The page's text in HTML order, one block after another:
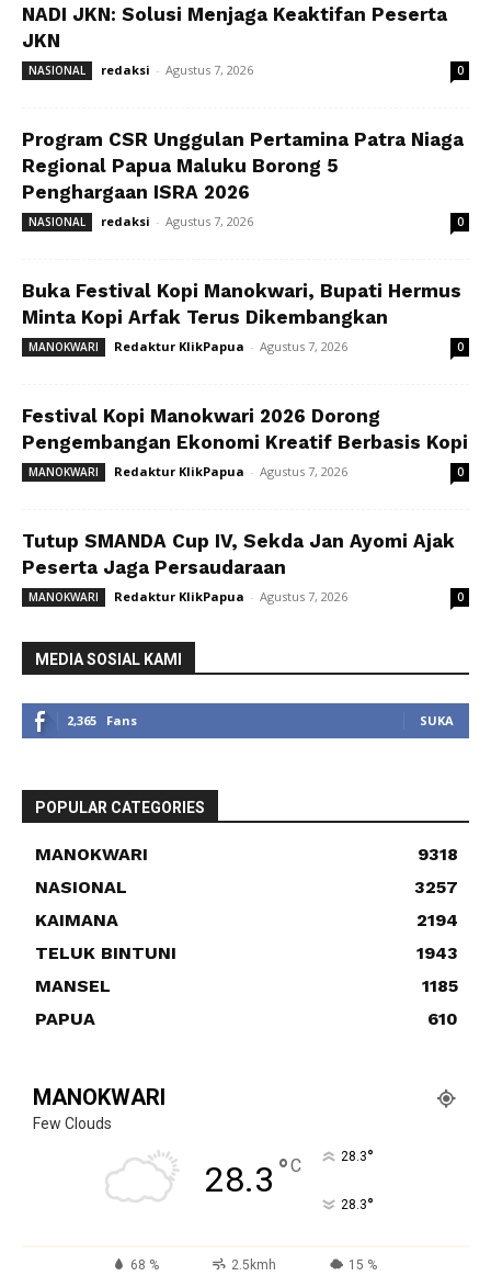
NADI JKN: Solusi Menjaga Keaktifan Peserta
JKN
NASIONAL redaksi - Agustus 7, 2026 0
Program CSR Unggulan Pertamina Patra Niaga
Regional Papua Maluku Borong 5
Penghargaan ISRA 2026
NASIONAL redaksi - Agustus 7, 2026 0
Buka Festival Kopi Manokwari, Bupati Hermus
Minta Kopi Arfak Terus Dikembangkan
MANOKWARI Redaktur KlikPapua - Agustus 7, 2026 0
Festival Kopi Manokwari 2026 Dorong
Pengembangan Ekonomi Kreatif Berbasis Kopi
MANOKWARI Redaktur KlikPapua - Agustus 7, 2026 0
Tutup SMANDA Cup IV, Sekda Jan Ayomi Ajak
Peserta Jaga Persaudaraan
MANOKWARI Redaktur KlikPapua - Agustus 7, 2026 0
MEDIA SOSIAL KAMI
2,365 Fans SUKA
POPULAR CATEGORIES
MANOKWARI
9318
NASIONAL
3257
KAIMANA
2194
TELUK BINTUNI
1943
MANSEL
1185
PAPUA
610
MANOKWARI
Few Clouds
28.3 °C 28.3°
28.3°
68 % 2.5kmh 15 %